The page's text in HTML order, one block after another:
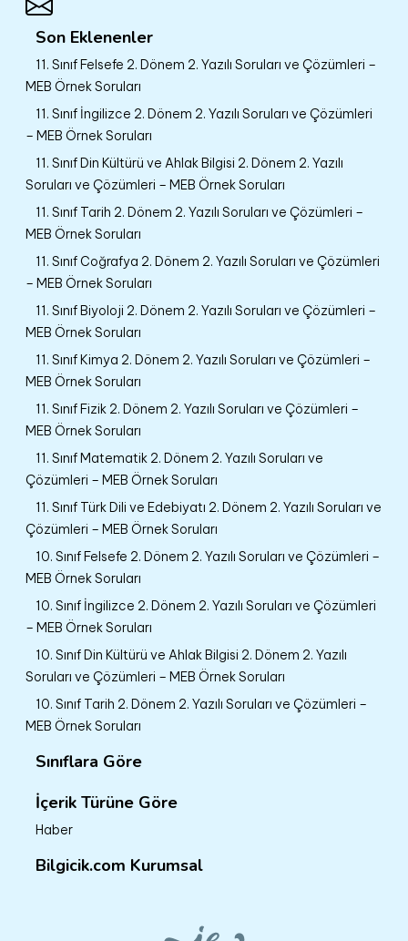
Son Eklenenler
11. Sınıf Felsefe 2. Dönem 2. Yazılı Soruları ve Çözümleri –
MEB Örnek Soruları
11. Sınıf İngilizce 2. Dönem 2. Yazılı Soruları ve Çözümleri
– MEB Örnek Soruları
11. Sınıf Din Kültürü ve Ahlak Bilgisi 2. Dönem 2. Yazılı
Soruları ve Çözümleri – MEB Örnek Soruları
11. Sınıf Tarih 2. Dönem 2. Yazılı Soruları ve Çözümleri –
MEB Örnek Soruları
11. Sınıf Coğrafya 2. Dönem 2. Yazılı Soruları ve Çözümleri
– MEB Örnek Soruları
11. Sınıf Biyoloji 2. Dönem 2. Yazılı Soruları ve Çözümleri –
MEB Örnek Soruları
11. Sınıf Kimya 2. Dönem 2. Yazılı Soruları ve Çözümleri –
MEB Örnek Soruları
11. Sınıf Fizik 2. Dönem 2. Yazılı Soruları ve Çözümleri –
MEB Örnek Soruları
11. Sınıf Matematik 2. Dönem 2. Yazılı Soruları ve
Çözümleri – MEB Örnek Soruları
11. Sınıf Türk Dili ve Edebiyatı 2. Dönem 2. Yazılı Soruları ve
Çözümleri – MEB Örnek Soruları
10. Sınıf Felsefe 2. Dönem 2. Yazılı Soruları ve Çözümleri –
MEB Örnek Soruları
10. Sınıf İngilizce 2. Dönem 2. Yazılı Soruları ve Çözümleri
– MEB Örnek Soruları
10. Sınıf Din Kültürü ve Ahlak Bilgisi 2. Dönem 2. Yazılı
Soruları ve Çözümleri – MEB Örnek Soruları
10. Sınıf Tarih 2. Dönem 2. Yazılı Soruları ve Çözümleri –
MEB Örnek Soruları
Sınıflara Göre
İçerik Türüne Göre
Haber
Bilgicik.com Kurumsal